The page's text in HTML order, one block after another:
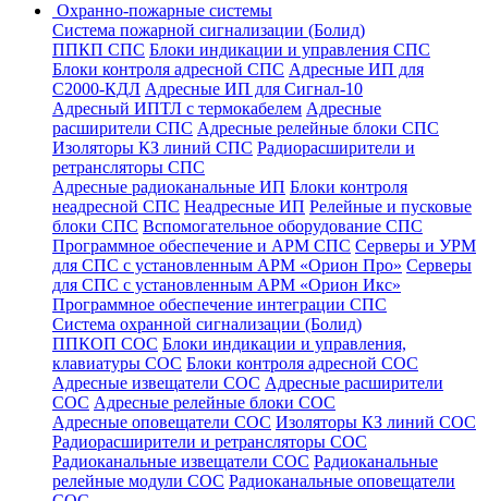
Охранно-пожарные системы
Система пожарной сигнализации (Болид)
ППКП СПС Блоки индикации и управления СПС
Блоки контроля адресной СПС Адресные ИП для
С2000-КДЛ Адресные ИП для Сигнал-10
Адресный ИПТЛ с термокабелем Адресные
расширители СПС Адресные релейные блоки СПС
Изоляторы КЗ линий СПС Радиорасширители и
ретрансляторы СПС
Адресные радиоканальные ИП Блоки контроля
неадресной СПС Неадресные ИП Релейные и пусковые
блоки СПС Вспомогательное оборудование СПС
Программное обеспечение и АРМ СПС Серверы и УРМ
для СПС с установленным АРМ «Орион Про» Серверы
для СПС с установленным АРМ «Орион Икс»
Программное обеспечение интеграции СПС
Система охранной сигнализации (Болид)
ППКОП СОС Блоки индикации и управления,
клавиатуры СОС Блоки контроля адресной СОС
Адресные извещатели СОС Адресные расширители
СОС Адресные релейные блоки СОС
Адресные оповещатели СОС Изоляторы КЗ линий СОС
Радиорасширители и ретрансляторы СОС
Радиоканальные извещатели СОС Радиоканальные
релейные модули СОС Радиоканальные оповещатели